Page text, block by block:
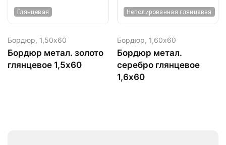
Глянцевая
Бордюр, 1,50х60
Бордюр метал. золото
глянцевое 1,5х60
Неполированная глянцевая
Бордюр, 1,60х60
Бордюр метал.
серебро глянцевое
1,6х60